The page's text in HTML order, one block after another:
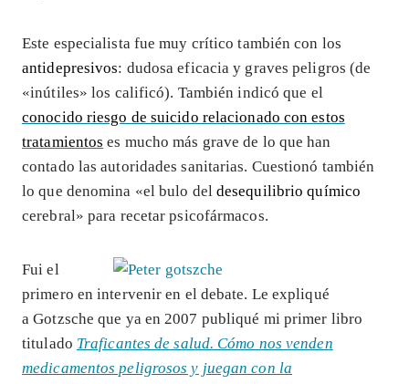
Este especialista fue muy crítico también con los
antidepresivos: dudosa eficacia y graves peligros (de
«inútiles» los calificó). También indicó que el
conocido riesgo de suicido relacionado con estos
tratamientos es mucho más grave de lo que han
contado las autoridades sanitarias. Cuestionó también
lo que denomina «el bulo del desequilibrio químico
cerebral» para recetar psicofármacos.
Fui el
primero en intervenir en el debate. Le expliqué
a Gotzsche que ya en 2007 publiqué mi primer libro
titulado Traficantes de salud. Cómo nos venden
medicamentos peligrosos y juegan con la